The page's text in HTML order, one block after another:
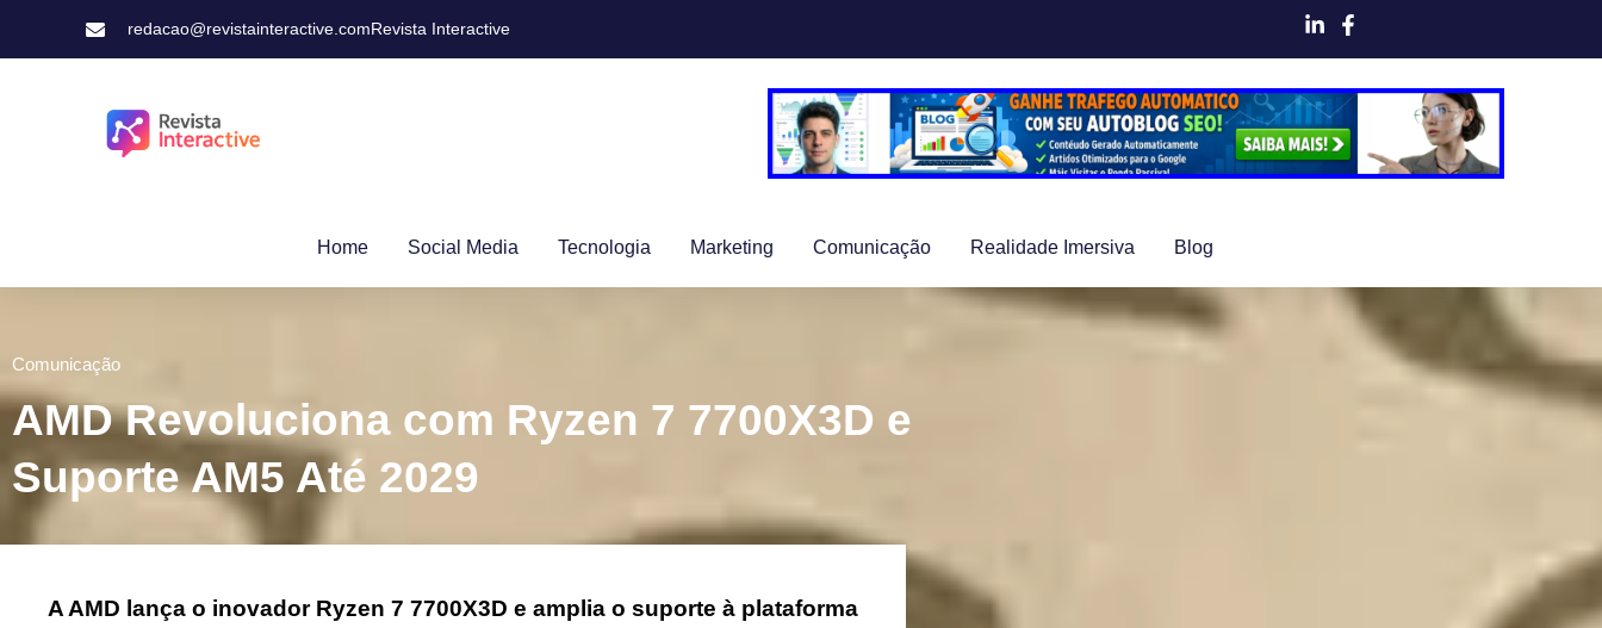
redacao@revistainteractive.comRevista Interactive
Home Social Media Tecnologia Marketing Comunicação Realidade Imersiva Blog
Comunicação
AMD Revoluciona com Ryzen 7 7700X3D e
Suporte AM5 Até 2029
A AMD lança o inovador Ryzen 7 7700X3D e amplia o suporte à plataforma